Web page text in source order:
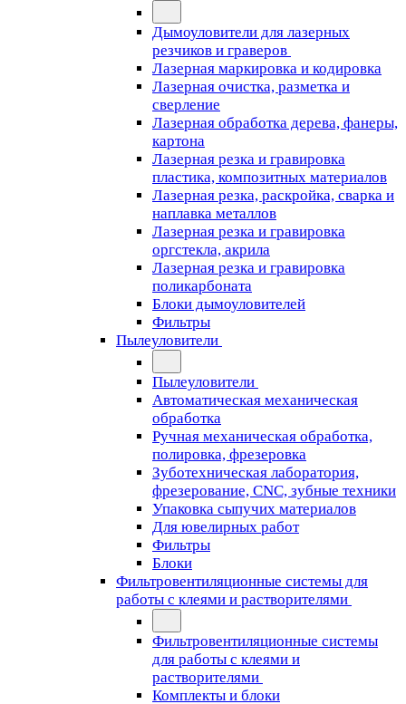
Дымоуловители для лазерных
резчиков и граверов
Лазерная маркировка и кодировка
Лазерная очистка, разметка и
сверление
Лазерная обработка дерева, фанеры,
картона
Лазерная резка и гравировка
пластика, композитных материалов
Лазерная резка, раскройка, сварка и
наплавка металлов
Лазерная резка и гравировка
оргстекла, акрила
Лазерная резка и гравировка
поликарбоната
Блоки дымоуловителей
Фильтры
Пылеуловители
Пылеуловители
Автоматическая механическая
обработка
Ручная механическая обработка,
полировка, фрезеровка
Зуботехническая лаборатория,
фрезерование, CNC, зубные техники
Упаковка сыпучих материалов
Для ювелирных работ
Фильтры
Блоки
Фильтровентиляционные системы для
работы с клеями и растворителями
Фильтровентиляционные системы
для работы с клеями и
растворителями
Комплекты и блоки